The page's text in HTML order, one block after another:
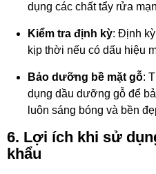
dụng các chất tẩy rửa
Kiểm tra định kỳ: Định
kịp thời nếu có dấu hiệu
Bảo dưỡng bề mặt gỗ:
dụng dầu dưỡng gỗ để
luôn sáng bóng và bền
6. Lợi ích khi sử
khẩu